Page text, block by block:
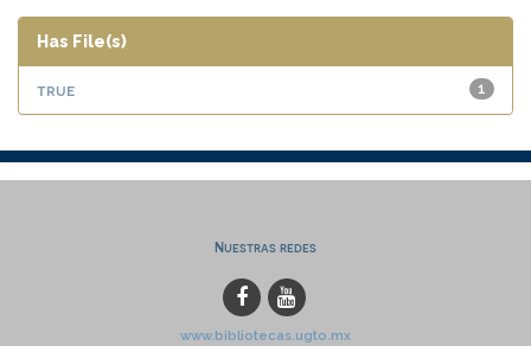
Has File(s)
1
true
Nuestras redes
www.bibliotecas.ugto.mx